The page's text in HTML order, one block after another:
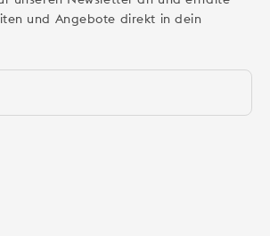
und Angebote direkt in dein